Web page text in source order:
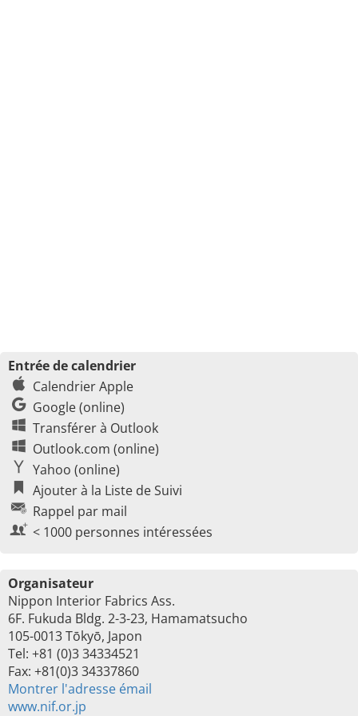
Entrée de calendrier
Calendrier Apple
Google (online)
Transférer à Outlook
Outlook.com (online)
Yahoo (online)
Ajouter à la Liste de Suivi
Rappel par mail
< 1000 personnes intéressées
Organisateur
Nippon Interior Fabrics Ass.
6F. Fukuda Bldg. 2-3-23, Hamamatsucho
105-0013 Tōkyō, Japon
Tel: +81 (0)3 34334521
Fax: +81(0)3 34337860
Montrer l'adresse émail
www.nif.or.jp